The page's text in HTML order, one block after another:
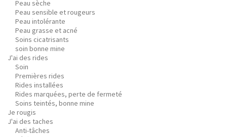
Peau sèche
Peau sensible et rougeurs
Peau intolérante
Peau grasse et acné
Soins cicatrisants
soin bonne mine
J'ai des rides
Soin
Premières rides
Rides installées
Rides marquées, perte de fermeté
Soins teintés, bonne mine
Je rougis
J'ai des taches
Anti-tâches